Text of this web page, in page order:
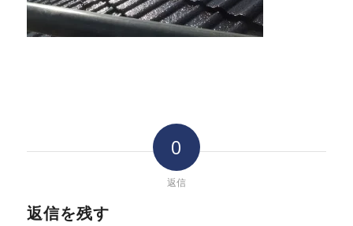
0
返信
返信を残す